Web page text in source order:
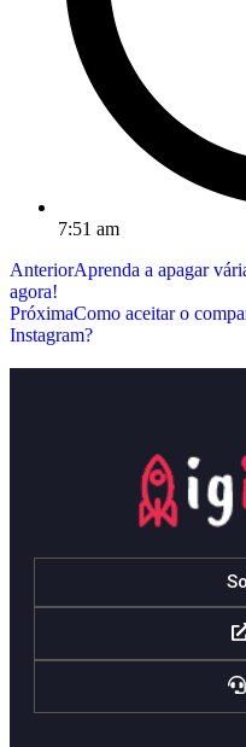
7:51 am
AnteriorAprenda a apagar
agora!
PróximaComo aceitar o
Instagram?